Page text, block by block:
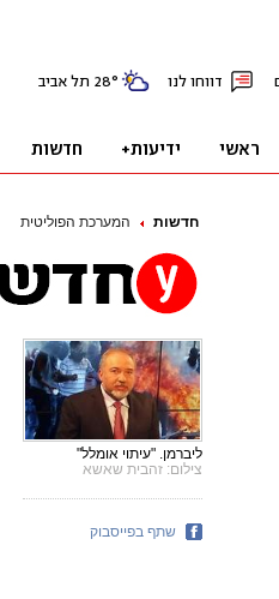
חדשות המערכת הפוליטית
ליברמן. "עיתוי אומלל"
צילום: זהבית שאשא
שתף בפייסבוק